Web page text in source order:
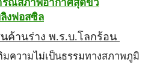
รณ์สภาพอากาศสุดขั้ว
ลิงฟอสซิล
ค้านร่าง พ.ร.บ.โลกร้อน
มความไม่เป็นธรรมทางสภาพภูมิ